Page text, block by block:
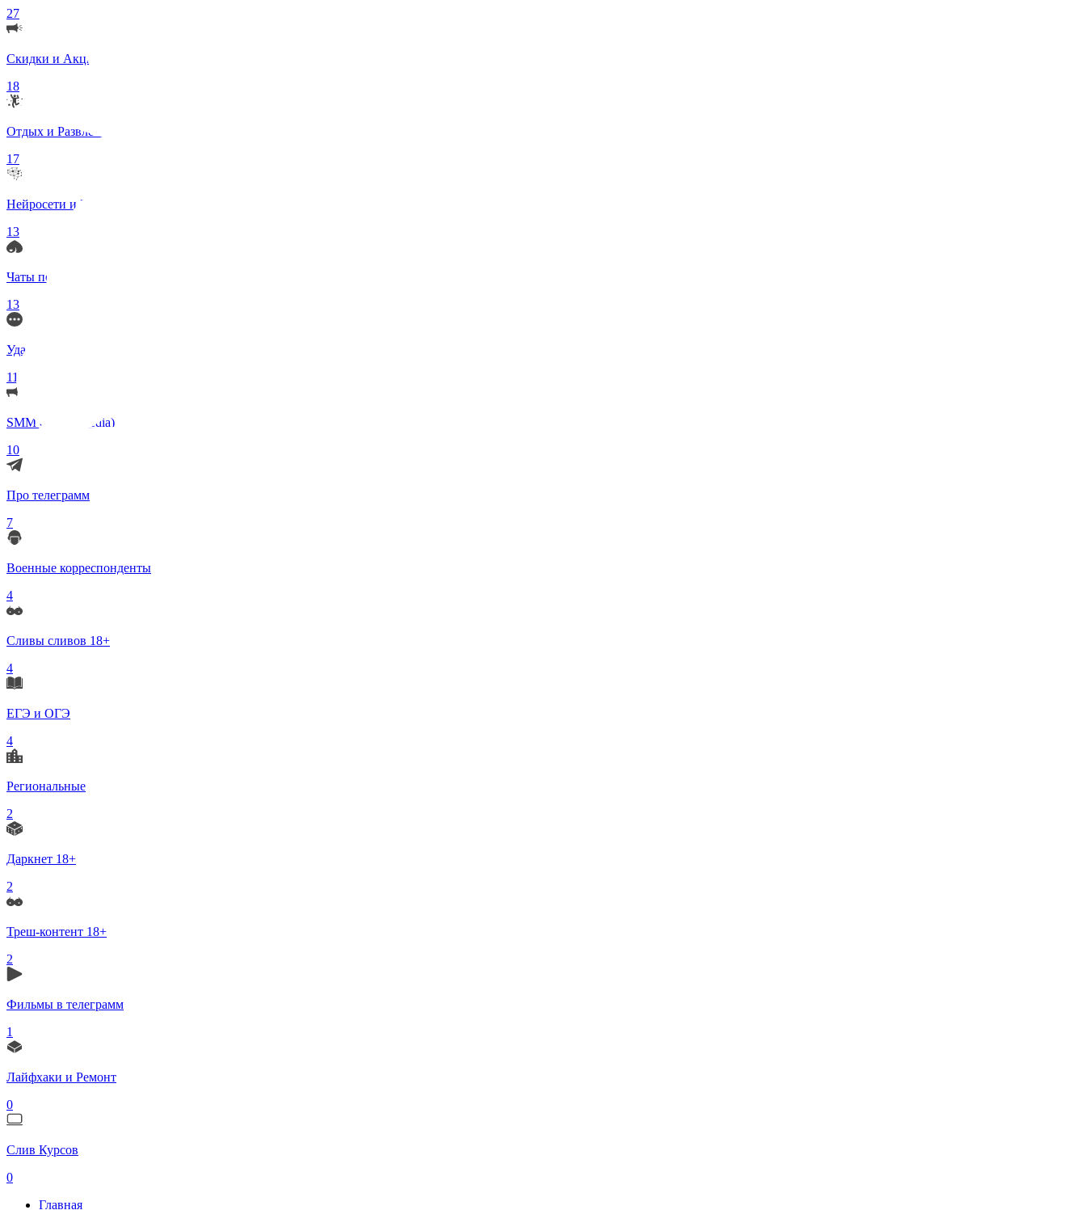
27
Скидки и Акции
18
Отдых и Развлечения
17
Нейросети и ИИ
13
Чаты по интересам
13
Удаленка (Работа)
11
SMM (Social Media)
10
Про телеграмм
7
Военные корреспонденты
4
Сливы сливов 18+
4
ЕГЭ и ОГЭ
4
Региональные
2
Даркнет 18+
2
Треш-контент 18+
2
Фильмы в телеграмм
1
Лайфхаки и Ремонт
0
Слив Курсов
0
Главная